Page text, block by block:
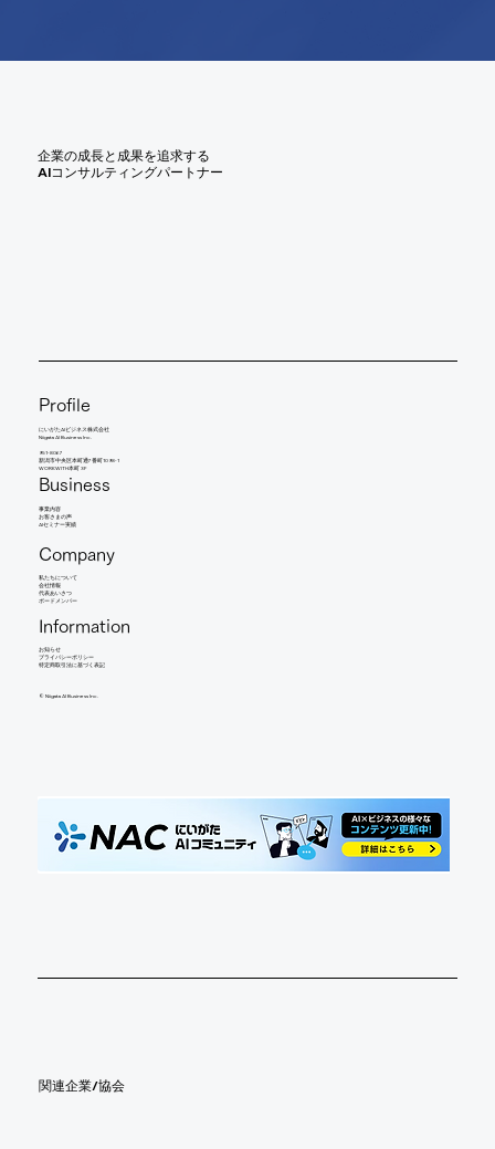
企業の成長と成果を追求する
AIコンサルティングパートナー
Profile
にいがたAIビジネス株式会社
Niigata AI Business Inc.
951-8067
新潟市中央区本町通7番町1098-1
WORKWITH本町 3F
Business
事業内容
​お客さまの声
AIセミナー実績
Company
​私たちについて
会社情報
​代表あいさつ
​ボードメンバー
Information
お知らせ​
​プライバシーポリシー
特定商取引法に基づく表記
©︎ Niigata AI Business Inc.
​関連企業/協会